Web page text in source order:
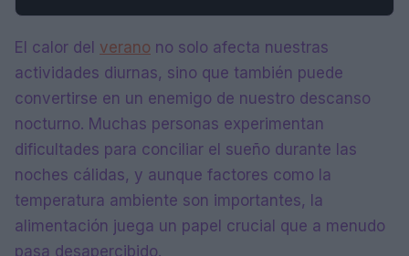
El calor del verano no solo afecta nuestras
actividades diurnas, sino que también puede
convertirse en un enemigo de nuestro descanso
nocturno. Muchas personas experimentan
dificultades para conciliar el sueño durante las
noches cálidas, y aunque factores como la
temperatura ambiente son importantes, la
alimentación juega un papel crucial que a menudo
pasa desapercibido.